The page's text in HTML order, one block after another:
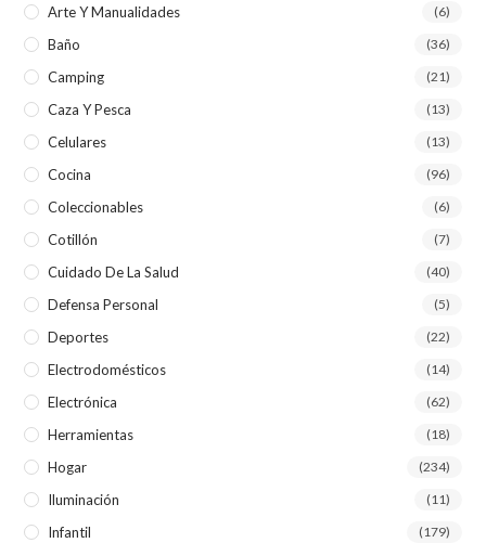
Arte Y Manualidades (6)
Baño (36)
Camping (21)
Caza Y Pesca (13)
Celulares (13)
Cocina (96)
Coleccionables (6)
Cotillón (7)
Cuidado De La Salud (40)
Defensa Personal (5)
Deportes (22)
Electrodomésticos (14)
Electrónica (62)
Herramientas (18)
Hogar (234)
Iluminación (11)
Infantil (179)